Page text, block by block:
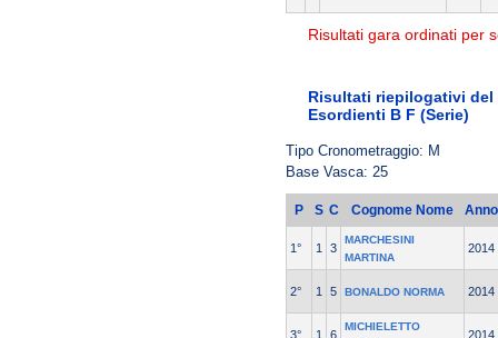
Risultati gara ordinati per
Risultati riepilogativi del
Esordienti B F (Serie)
Tipo Cronometraggio: M
Base Vasca: 25
P S C Cognome Nome Anno
1° 1 3
MARCHESINI
MARTINA
2014
2° 1 5 BONALDO NORMA 2014
3° 1 6
MICHIELETTO
2014